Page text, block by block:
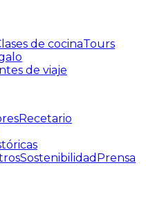
de cocinaTours
de viaje
Recetario
Sostenibilidad Prensa